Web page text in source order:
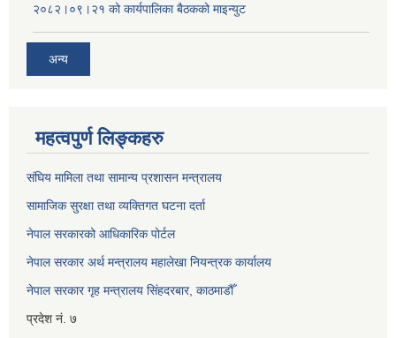
२०८२।०९।२१ को कार्यपालिका बैठकको माइन्युट
अन्य
महत्वपुर्ण लिङ्कहरु
संघिय मामिला तथा सामान्य प्रशासन मन्त्रालय
सामाजिक सुरक्षा तथा व्यक्तिगत घटना दर्ता
नेपाल सरकारको आधिकारिक पोर्टल
नेपाल सरकार अर्थ मन्त्रालय महालेखा नियन्त्रक कार्यालय
नेपाल सरकार गृह मन्त्रालय सिंहदरबार, काठमाडौँ
प्रदेश नं. ७